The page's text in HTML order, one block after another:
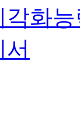
각화